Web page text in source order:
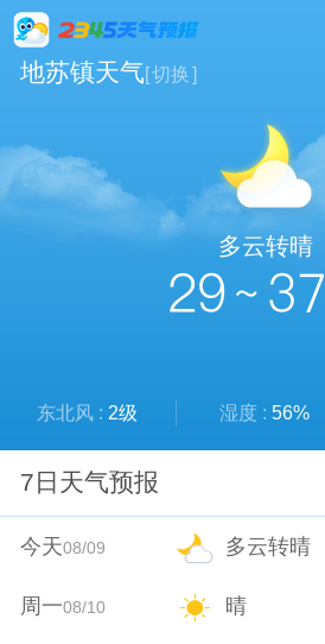
地苏镇天气[切换]
多云转晴
29 ~ 37
东北风 : 2级 湿度 : 56%
7日天气预报
今天08/09 多云转晴
周一08/10 晴